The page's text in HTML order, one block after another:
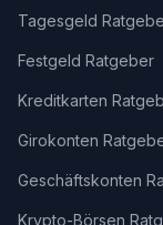
Tagesgeld
Festgeld Ratgeber
Kreditkarten
Girokonten
Geschäftskonten
Krypto-Börsen